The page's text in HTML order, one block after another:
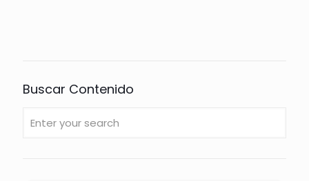
Buscar Contenido